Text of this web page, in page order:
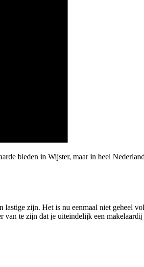
bieden in Wijster, maar in heel
zijn. Het is nu eenmaal niet geheel
te zijn dat je uiteindelijk een